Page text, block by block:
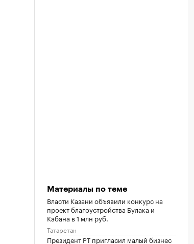
Материалы по теме
Власти Казани объявили конкурс на
проект благоустройства Булака и
Кабана в 1 млн руб.
Татарстан
Президент РТ пригласил малый бизнес